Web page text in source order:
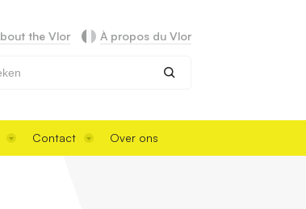
the Vlor À propos du Vlor
Contact Over ons